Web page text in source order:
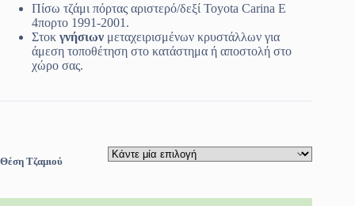
Πίσω τζάμι πόρτας αριστερό/δεξί Toyota Carina E
4πορτο 1991-2001.
Στοκ γνήσιων μεταχειρισμένων κρυστάλλων για
άμεση τοποθέτηση στο κατάστημα ή αποστολή στο
χώρο σας.
Θέση Τζαμιού